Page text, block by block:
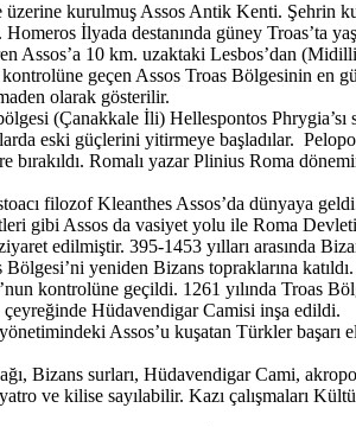
kurulmuş Assos Antik Kenti. Şehrin
İlyada destanında güney Troas’ta
Assos’a 10 km. uzaktaki Lesbos’dan
geçen Assos Troas Bölgesinin en
olarak gösterilir.
(Çanakkale İli) Hellespontos Phrygia’sı
eski güçlerini yitirmeye başladılar.
bırakıldı. Romalı yazar Plinius Roma
filozof Kleanthes Assos’da dünyaya
gibi Assos da vasiyet yolu ile Roma
edilmiştir. 395-1453 yılları arasında
yeniden Bizans topraklarına katıldı.
kontrolüne geçildi. 1261 yılında Troas
çeyreğinde Hüdavendigar Camisi inşa edildi.
Assos’u kuşatan Türkler başarı
Bizans surları, Hüdavendigar Cami,
ve kilise sayılabilir. Kazı çalışmaları